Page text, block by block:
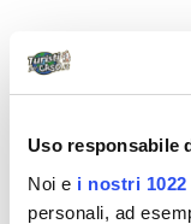
Uso responsabile
Noi e i nostri
personali, ad
Diari di viaggio